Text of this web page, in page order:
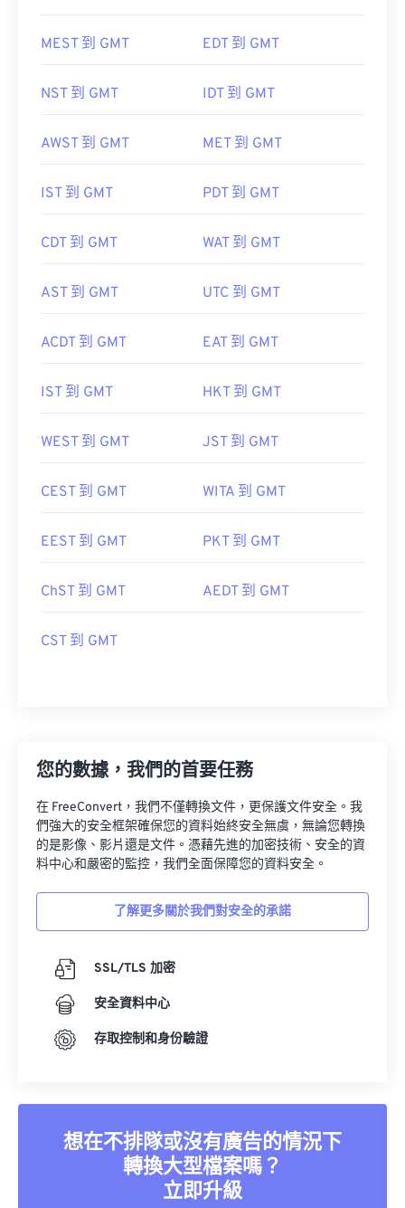
MEST 到 GMT EDT 到 GMT
NST 到 GMT IDT 到 GMT
AWST 到 GMT MET 到 GMT
IST 到 GMT PDT 到 GMT
CDT 到 GMT WAT 到 GMT
AST 到 GMT UTC 到 GMT
ACDT 到 GMT EAT 到 GMT
IST 到 GMT HKT 到 GMT
WEST 到 GMT JST 到 GMT
CEST 到 GMT WITA 到 GMT
EEST 到 GMT PKT 到 GMT
ChST 到 GMT AEDT 到 GMT
CST 到 GMT
您的數據，我們的首要任務
在 FreeConvert，我們不僅轉換文件，更保護文件安全。我
們強大的安全框架確保您的資料始終安全無虞，無論您轉換
的是影像、影片還是文件。憑藉先進的加密技術、安全的資
料中心和嚴密的監控，我們全面保障您的資料安全。
了解更多關於我們對安全的承諾
SSL/TLS 加密
安全資料中心
存取控制和身份驗證
想在不排隊或沒有廣告的情況下
轉換大型檔案嗎？
立即升級